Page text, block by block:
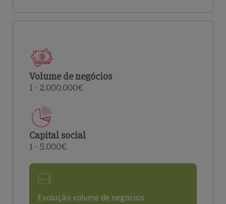
Volume de negócios
1 - 2.000.000€
Capital social
1 - 5.000€
Evolução volume de negócios